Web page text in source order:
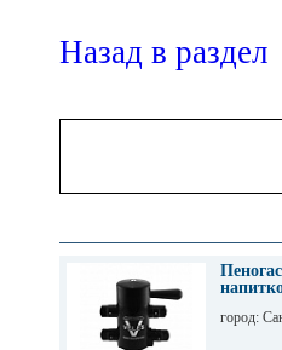
Назад в раздел
город: